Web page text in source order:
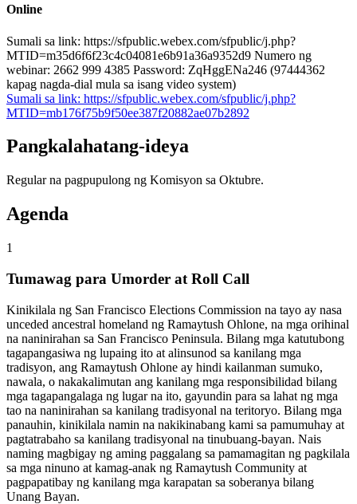
Online
Sumali sa link: https://sfpublic.webex.com/sfpublic/j.php?
MTID=m35d6f6f23c4c04081e6b91a36a9352d9 Numero ng
webinar: 2662 999 4385 Password: ZqHggENa246 (97444362
kapag nagda-dial mula sa isang video system)
Sumali sa link: https://sfpublic.webex.com/sfpublic/j.php?
MTID=mb176f75b9f50ee387f20882ae07b2892
Pangkalahatang-ideya
Regular na pagpupulong ng Komisyon sa Oktubre.
Agenda
1
Tumawag para Umorder at Roll Call
Kinikilala ng San Francisco Elections Commission na tayo ay nasa
unceded ancestral homeland ng Ramaytush Ohlone, na mga orihinal
na naninirahan sa San Francisco Peninsula. Bilang mga katutubong
tagapangasiwa ng lupaing ito at alinsunod sa kanilang mga
tradisyon, ang Ramaytush Ohlone ay hindi kailanman sumuko,
nawala, o nakakalimutan ang kanilang mga responsibilidad bilang
mga tagapangalaga ng lugar na ito, gayundin para sa lahat ng mga
tao na naninirahan sa kanilang tradisyonal na teritoryo. Bilang mga
panauhin, kinikilala namin na nakikinabang kami sa pamumuhay at
pagtatrabaho sa kanilang tradisyonal na tinubuang-bayan. Nais
naming magbigay ng aming paggalang sa pamamagitan ng pagkilala
sa mga ninuno at kamag-anak ng Ramaytush Community at
pagpapatibay ng kanilang mga karapatan sa soberanya bilang
Unang Bayan.